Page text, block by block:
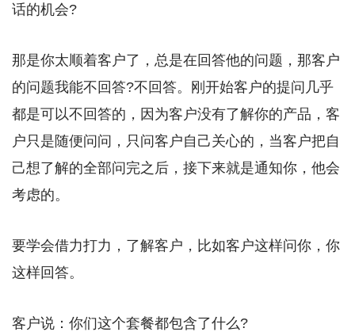
话的机会?
那是你太顺着客户了，总是在回答他的问题，那客户
的问题我能不回答?不回答。刚开始客户的提问几乎
都是可以不回答的，因为客户没有了解你的产品，客
户只是随便问问，只问客户自己关心的，当客户把自
己想了解的全部问完之后，接下来就是通知你，他会
考虑的。
要学会借力打力，了解客户，比如客户这样问你，你
这样回答。
客户说：你们这个套餐都包含了什么?